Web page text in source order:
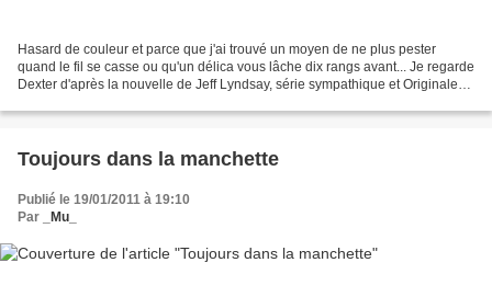
Hasard de couleur et parce que j'ai trouvé un moyen de ne plus pester
quand le fil se casse ou qu'un délica vous lâche dix rangs avant... Je regarde
Dexter d'après la nouvelle de Jeff Lyndsay, série sympathique et Originale
Toujours dans la manchette
Publié le 19/01/2011 à 19:10
Par
_Mu_